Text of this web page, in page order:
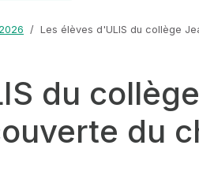
Les élèves d'ULIS du collège
du
du